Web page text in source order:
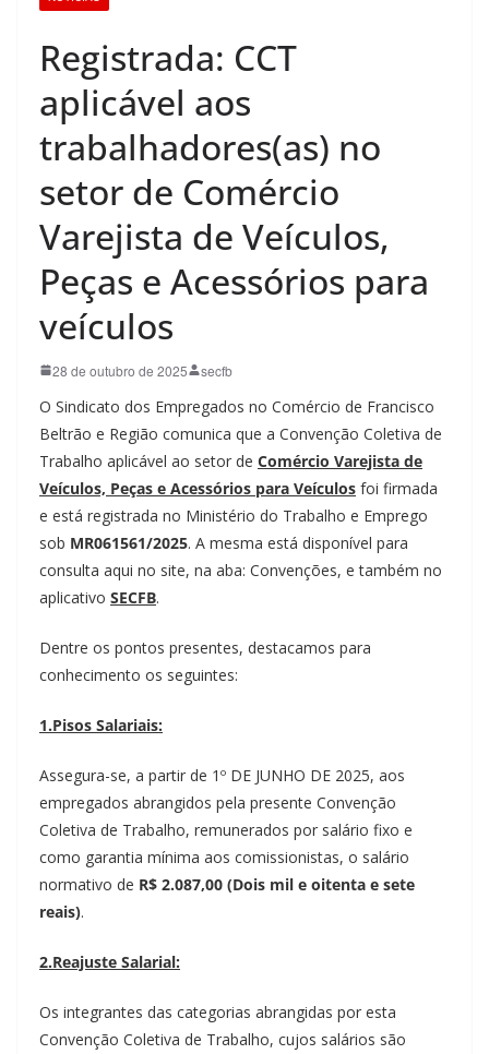
Registrada: CCT
aplicável aos
trabalhadores(as) no
setor de Comércio
Varejista de Veículos,
Peças e Acessórios para
veículos
28 de outubro de 2025 secfb
O Sindicato dos Empregados no Comércio de Francisco
Beltrão e Região comunica que a Convenção Coletiva de
Trabalho aplicável ao setor de Comércio Varejista de
Veículos, Peças e Acessórios para Veículos foi firmada
e está registrada no Ministério do Trabalho e Emprego
sob MR061561/2025. A mesma está disponível para
consulta aqui no site, na aba: Convenções, e também no
aplicativo SECFB.
Dentre os pontos presentes, destacamos para
conhecimento os seguintes:
1.Pisos Salariais:
Assegura-se, a partir de 1º DE JUNHO DE 2025, aos
empregados abrangidos pela presente Convenção
Coletiva de Trabalho, remunerados por salário fixo e
como garantia mínima aos comissionistas, o salário
normativo de R$ 2.087,00 (Dois mil e oitenta e sete
reais).
2.Reajuste Salarial:
Os integrantes das categorias abrangidas por esta
Convenção Coletiva de Trabalho, cujos salários são